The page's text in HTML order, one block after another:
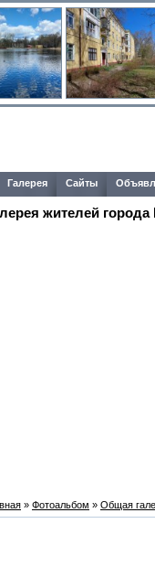
Галерея Сайты
жителей города
» Фотоальбом » Общая